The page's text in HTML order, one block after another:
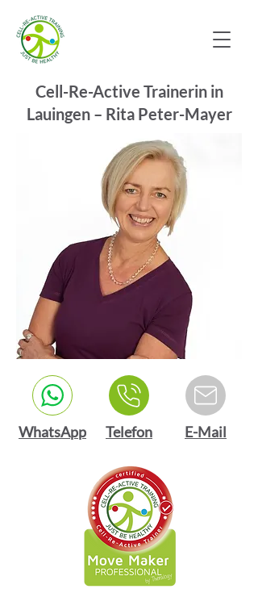
Cell-Re-Active Trainerin in
Lauingen – Rita Peter-Mayer
WhatsApp Telefon E-Mail